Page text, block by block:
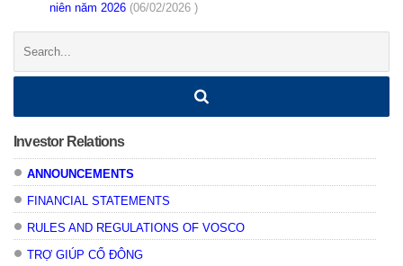
niên năm 2026 (06/02/2026 )
Investor Relations
ANNOUNCEMENTS
FINANCIAL STATEMENTS
RULES AND REGULATIONS OF VOSCO
TRỢ GIÚP CỔ ĐÔNG